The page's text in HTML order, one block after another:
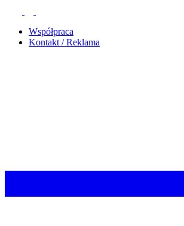
Współpraca
Kontakt / Reklama